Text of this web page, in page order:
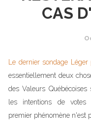
CAS
Le dernier sondage
essentiellement deux
des Valeurs
les intentions de votes
premier phénomène n'est